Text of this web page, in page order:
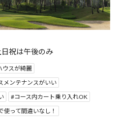
祝は午後のみ
ウスが綺麗
メンテナンスがいい
コース内カート乗り入れOK
使って間違いなし！